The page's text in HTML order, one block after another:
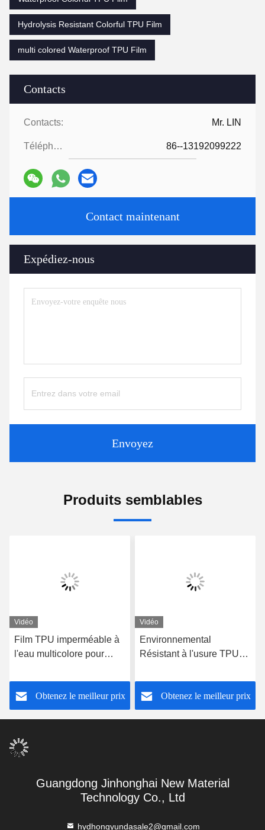
Contacts
Contacts: Mr. LIN
Téléphone: 86--13192099222
Contact maintenant
Expédiez-nous
Envoyez
Hydrolysis Resistant Colorful TPU Film
multi colored Waterproof TPU Film
Produits semblables
Vidéo
Film TPU imperméable à
l'eau multicolore pour
température -10°C-120°C
Obtenez le meilleur prix
Vidéo
Environnemental
Résistant à l'usure TPU
personnalisable
Obtenez le meilleur prix
Guangdong Jinhonghai New Material
Technology Co., Ltd
hydhongyundasale2@gmail.com